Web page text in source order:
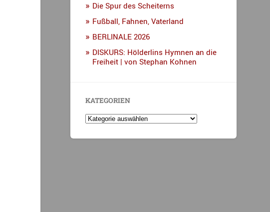
Die Spur des Scheiterns
Fußball, Fahnen, Vaterland
BERLINALE 2026
DISKURS: Hölderlins Hymnen an die
Freiheit | von Stephan Kohnen
KATEGORIEN